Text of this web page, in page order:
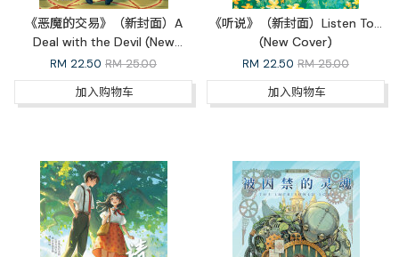
《恶魔的交易》（新封面）A
Deal with the Devil (New
Cover)
RM 22.50 RM 25.00
加入购物车
《听说》（新封面）Listen To...
(New Cover)
RM 22.50 RM 25.00
加入购物车